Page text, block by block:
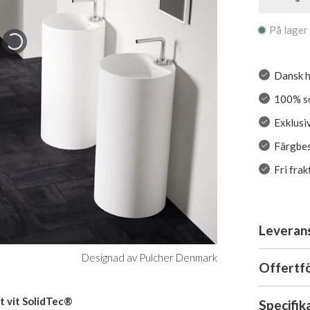
Designad av Pulcher Denmark
vit SolidTec®
På
Dansk
100%
Fri